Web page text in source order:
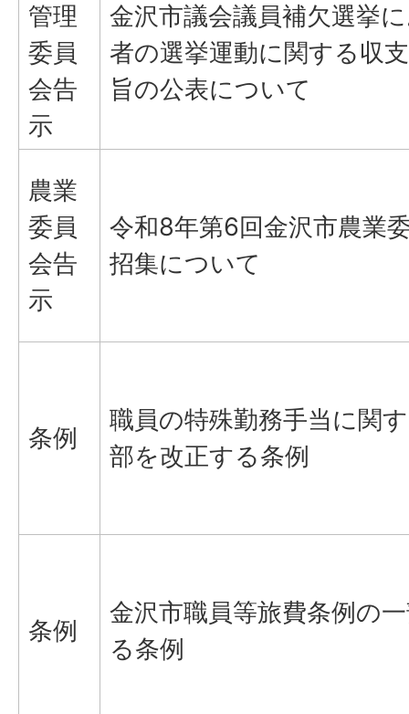
管理
委員
会告
示
金沢市議会議員補欠選挙
者の選挙運動に関する収
旨の公表について
農業
委員
会告
示
令和8年第6回金沢市農業
招集について
条例
職員の特殊勤務手当に関
部を改正する条例
条例
金沢市職員等旅費条例の
る条例